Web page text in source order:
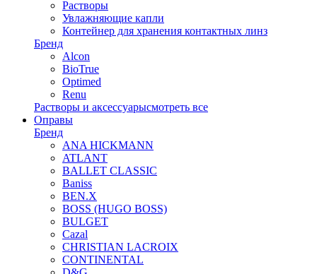
Растворы
Увлажняющие капли
Контейнер для хранения контактных линз
Бренд
Alcon
BioTrue
Optimed
Renu
Растворы и аксессуарысмотреть все
Оправы
Бренд
ANA HICKMANN
ATLANT
BALLET CLASSIC
Baniss
BEN.X
BOSS (HUGO BOSS)
BULGET
Cazal
CHRISTIAN LACROIX
CONTINENTAL